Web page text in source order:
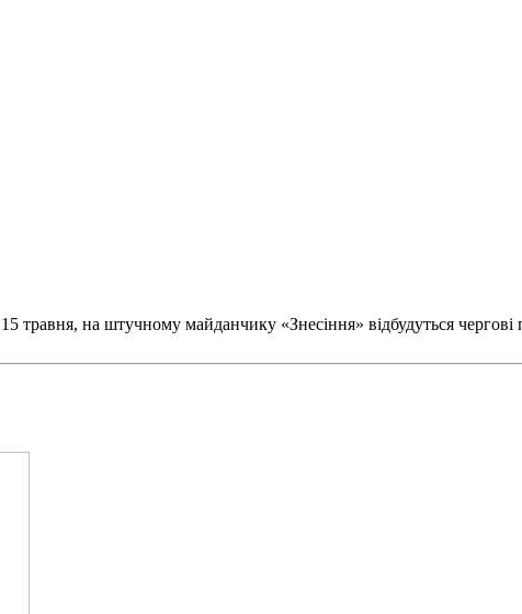
травня, на штучному майданчику «Знесіння» відбудуться чергові